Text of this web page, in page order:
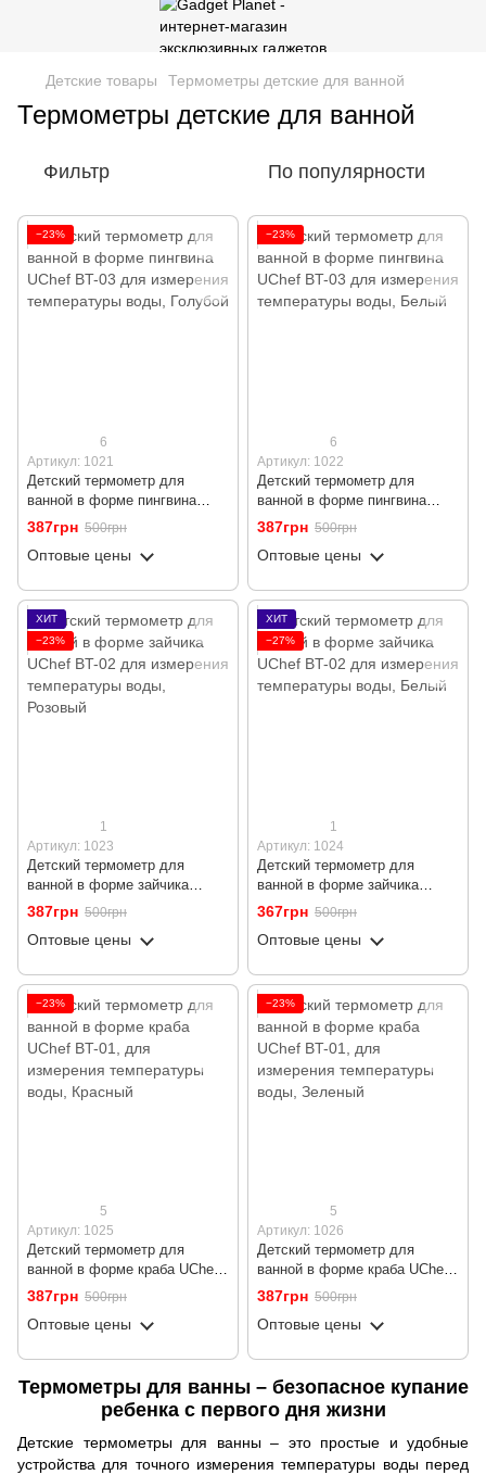
Детские товары Термометры детские для ванной
Термометры детские для ванной
Фильтр По популярности
−23%
6
Артикул: 1021
Детский термометр для
ванной в форме пингвина
UChef BT-03 для измерения
температуры воды, Голубой
387грн 500грн
Оптовые цены
−23%
6
Артикул: 1022
Детский термометр для
ванной в форме пингвина
UChef BT-03 для измерения
температуры воды, Белый
387грн 500грн
Оптовые цены
ХИТ
−23%
1
Артикул: 1023
Детский термометр для
ванной в форме зайчика
UChef BT-02 для измерения
температуры воды, Розовый
387грн 500грн
Оптовые цены
ХИТ
−27%
1
Артикул: 1024
Детский термометр для
ванной в форме зайчика
UChef BT-02 для измерения
температуры воды, Белый
367грн 500грн
Оптовые цены
−23%
5
Артикул: 1025
Детский термометр для
ванной в форме краба UChef
BT-01, для измерения
температуры воды, Красный
387грн 500грн
Оптовые цены
−23%
5
Артикул: 1026
Детский термометр для
ванной в форме краба UChef
BT-01, для измерения
температуры воды, Зеленый
387грн 500грн
Оптовые цены
Термометры для ванны – безопасное купание
ребенка с первого дня жизни
Детские термометры для ванны – это простые и удобные
устройства для точного измерения температуры воды перед